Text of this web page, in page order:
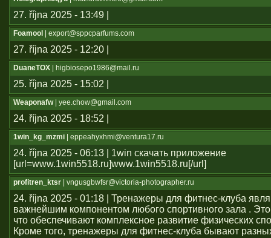
27. října 2025 - 13:49 |
Foamool | export@sppcparfums.com
27. října 2025 - 12:20 |
DuaneTOX | higbiosepo1986@mail.ru
25. října 2025 - 15:02 |
Weaponafw| yee.chow@gmail.com
24. října 2025 - 18:52 |
1win_kg_mzmi | eppeahyxhmi@ventura17.ru
24. října 2025 - 06:13 | 1win скачать приложение
[url=www.1win5518.ru]www.1win5518.ru[/url]
profitren_ktsr | vngusgbwfsr@victoria-photographer.ru
24. října 2025 - 01:18 | Тренажеры для фитнес-клуба
важнейшим компонентом любого спортивного зала .
что обеспечивают комплексное развитие физических
Кроме того, тренажеры для фитнес-клуба бывают